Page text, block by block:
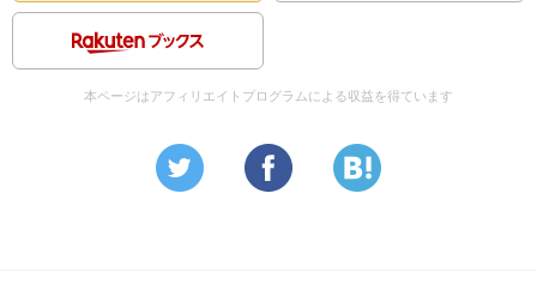
本ページはアフィリエイトプログラムによる収益を得ています